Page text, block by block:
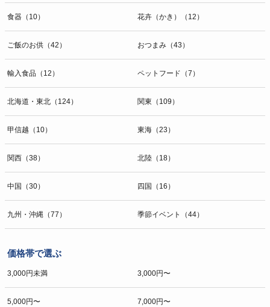
食器（10） 花卉（かき）（12）
ご飯のお供（42） おつまみ（43）
輸入食品（12） ペットフード（7）
北海道・東北（124） 関東（109）
甲信越（10） 東海（23）
関西（38） 北陸（18）
中国（30） 四国（16）
九州・沖縄（77） 季節イベント（44）
価格帯で選ぶ
3,000円未満 3,000円〜
5,000円〜 7,000円〜